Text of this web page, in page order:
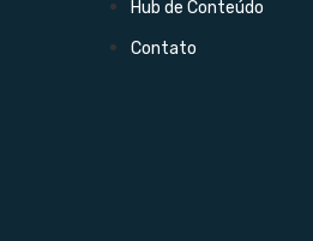
Hub de Conteúdo
Contato